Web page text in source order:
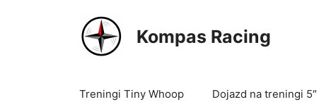
Kompas Racing
Treningi Tiny Whoop Dojazd na treningi 5″